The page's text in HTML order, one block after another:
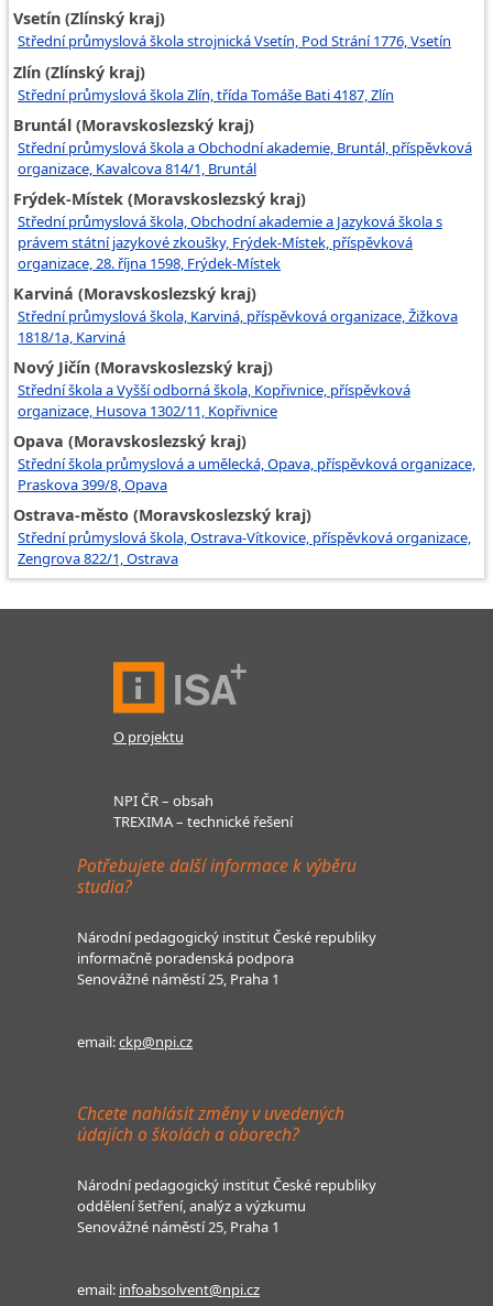
Vsetín (Zlínský kraj)
Střední průmyslová škola strojnická Vsetín, Pod Strání 1776, Vsetín
Zlín (Zlínský kraj)
Střední průmyslová škola Zlín, třída Tomáše Bati 4187, Zlín
Bruntál (Moravskoslezský kraj)
Střední průmyslová škola a Obchodní akademie, Bruntál, příspěvková
organizace, Kavalcova 814/1, Bruntál
Frýdek-Místek (Moravskoslezský kraj)
Střední průmyslová škola, Obchodní akademie a Jazyková škola s
právem státní jazykové zkoušky, Frýdek-Místek, příspěvková
organizace, 28. října 1598, Frýdek-Místek
Karviná (Moravskoslezský kraj)
Střední průmyslová škola, Karviná, příspěvková organizace, Žižkova
1818/1a, Karviná
Nový Jičín (Moravskoslezský kraj)
Střední škola a Vyšší odborná škola, Kopřivnice, příspěvková
organizace, Husova 1302/11, Kopřivnice
Opava (Moravskoslezský kraj)
Střední škola průmyslová a umělecká, Opava, příspěvková organizace,
Praskova 399/8, Opava
Ostrava-město (Moravskoslezský kraj)
Střední průmyslová škola, Ostrava-Vítkovice, příspěvková organizace,
Zengrova 822/1, Ostrava
O projektu
NPI ČR – obsah
TREXIMA – technické řešení
Potřebujete další informace k výběru
studia?
Národní pedagogický institut České republiky
informačně poradenská podpora
Senovážné náměstí 25, Praha 1
email:ckp@npi.cz
Chcete nahlásit změny v uvedených
údajích o školách a oborech?
Národní pedagogický institut České republiky
oddělení šetření, analýz a výzkumu
Senovážné náměstí 25, Praha 1
email: infoabsolvent@npi.cz